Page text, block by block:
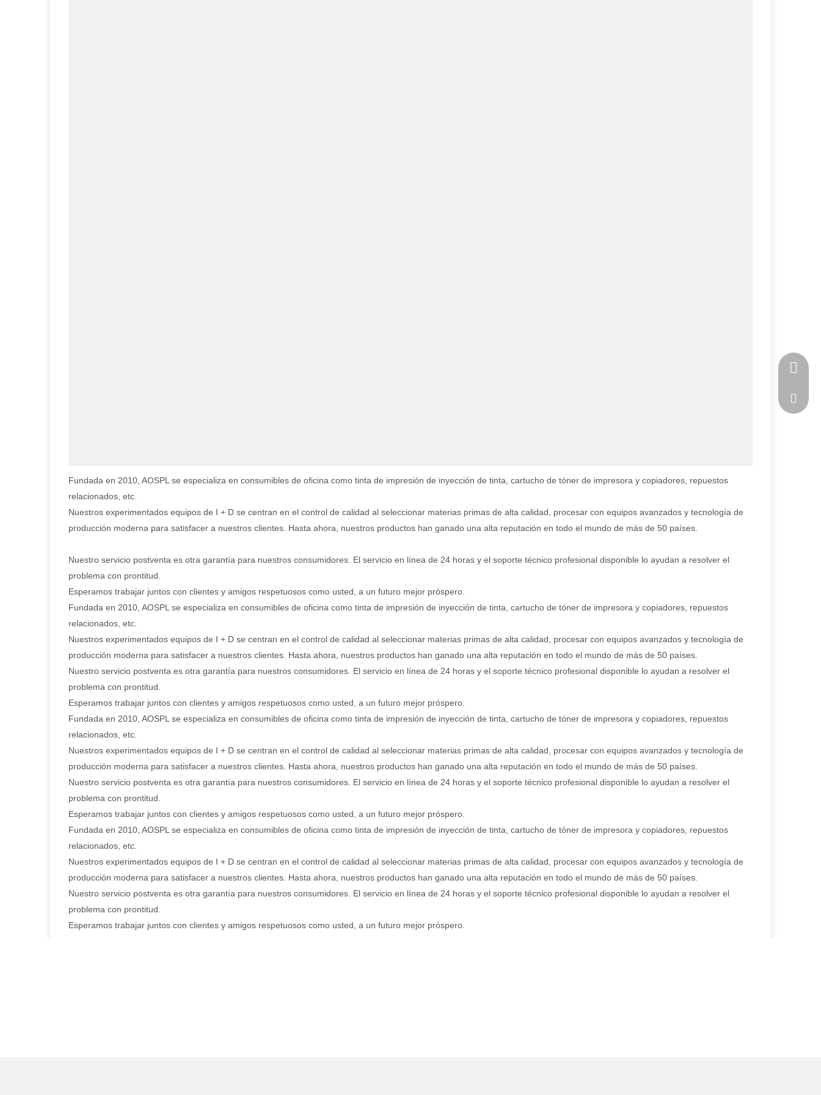
Fundada en 2010, AOSPL se especializa en consumibles de oficina como tinta de impresión de inyección de tinta, cartucho de tóner de impresora y copiadores, repuestos
relacionados, etc.
Nuestros experimentados equipos de I + D se centran en el control de calidad al seleccionar materias primas de alta calidad, procesar con equipos avanzados y tecnología de
producción moderna para satisfacer a nuestros clientes. Hasta ahora, nuestros productos han ganado una alta reputación en todo el mundo de más de 50 países.
Nuestro servicio postventa es otra garantía para nuestros consumidores. El servicio en línea de 24 horas y el soporte técnico profesional disponible lo ayudan a resolver el
problema con prontitud.
Esperamos trabajar juntos con clientes y amigos respetuosos como usted, a un futuro mejor próspero.
Fundada en 2010, AOSPL se especializa en consumibles de oficina como tinta de impresión de inyección de tinta, cartucho de tóner de impresora y copiadores, repuestos
relacionados, etc.
Nuestros experimentados equipos de I + D se centran en el control de calidad al seleccionar materias primas de alta calidad, procesar con equipos avanzados y tecnología de
producción moderna para satisfacer a nuestros clientes. Hasta ahora, nuestros productos han ganado una alta reputación en todo el mundo de más de 50 países.
Nuestro servicio postventa es otra garantía para nuestros consumidores. El servicio en línea de 24 horas y el soporte técnico profesional disponible lo ayudan a resolver el
problema con prontitud.
Esperamos trabajar juntos con clientes y amigos respetuosos como usted, a un futuro mejor próspero.
Fundada en 2010, AOSPL se especializa en consumibles de oficina como tinta de impresión de inyección de tinta, cartucho de tóner de impresora y copiadores, repuestos
relacionados, etc.
Nuestros experimentados equipos de I + D se centran en el control de calidad al seleccionar materias primas de alta calidad, procesar con equipos avanzados y tecnología de
producción moderna para satisfacer a nuestros clientes. Hasta ahora, nuestros productos han ganado una alta reputación en todo el mundo de más de 50 países.
Nuestro servicio postventa es otra garantía para nuestros consumidores. El servicio en línea de 24 horas y el soporte técnico profesional disponible lo ayudan a resolver el
problema con prontitud.
Esperamos trabajar juntos con clientes y amigos respetuosos como usted, a un futuro mejor próspero.
Fundada en 2010, AOSPL se especializa en consumibles de oficina como tinta de impresión de inyección de tinta, cartucho de tóner de impresora y copiadores, repuestos
relacionados, etc.
Nuestros experimentados equipos de I + D se centran en el control de calidad al seleccionar materias primas de alta calidad, procesar con equipos avanzados y tecnología de
producción moderna para satisfacer a nuestros clientes. Hasta ahora, nuestros productos han ganado una alta reputación en todo el mundo de más de 50 países.
Nuestro servicio postventa es otra garantía para nuestros consumidores. El servicio en línea de 24 horas y el soporte técnico profesional disponible lo ayudan a resolver el
problema con prontitud.
Esperamos trabajar juntos con clientes y amigos respetuosos como usted, a un futuro mejor próspero.
0086-